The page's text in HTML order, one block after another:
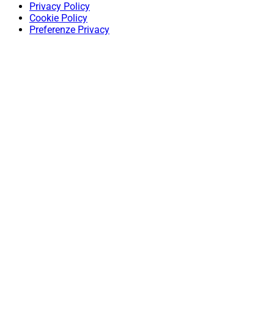
Privacy Policy
Cookie Policy
Preferenze Privacy